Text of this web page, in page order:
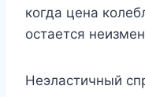
когда цена
остается
Неэластичный